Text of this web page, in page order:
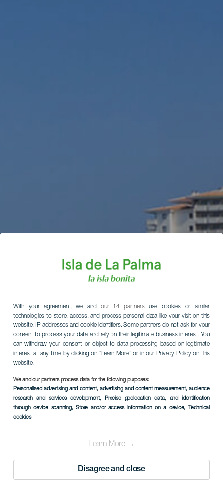
With your agreement, we andour 14 partnersuse cookies or similar
technologies to store, access, and process personal data like your visit on this
website, IP addresses and cookie identifiers. Some partners do not ask for your
consent to process your data and rely on their legitimate business interest. You
can withdraw your consent or object to data processing based on legitimate
interest at any time by clicking on “Learn More” or in our Privacy Policy on this
website.
We and our partners process data for the following purposes:
Personalised advertising and content, advertising and content measurement, audience
research and services development, Precise geolocation data, and identification
through device scanning, Store and/or access information on a device, Technical
cookies
Learn More →
Disagree and close